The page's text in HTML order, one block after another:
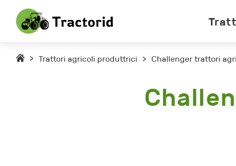
> Trattori agricoli produttrici > Challenger trattori